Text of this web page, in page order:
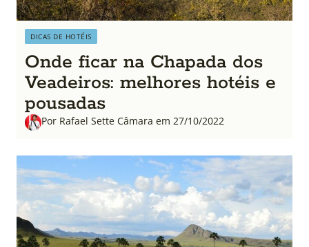
DICAS DE HOTÉIS
Onde ficar na Chapada dos
Veadeiros: melhores hotéis e
pousadas
Por Rafael Sette Câmara em 27/10/2022